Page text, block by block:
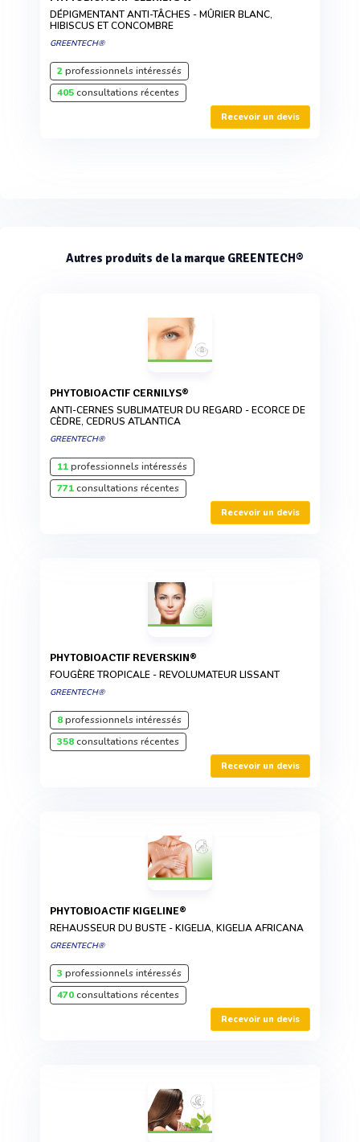
DÉPIGMENTANT ANTI-TÂCHES - MÛRIER BLANC,
HIBISCUS ET CONCOMBRE
GREENTECH®
2professionnels intéressés
405consultations récentes
Recevoir un devis
Autres produits de la marque GREENTECH®
PHYTOBIOACTIF CERNILYS®
ANTI-CERNES SUBLIMATEUR DU REGARD - ECORCE DE
CÈDRE, CEDRUS ATLANTICA
GREENTECH®
11professionnels intéressés
771consultations récentes
Recevoir un devis
PHYTOBIOACTIF REVERSKIN®
FOUGÈRE TROPICALE - REVOLUMATEUR LISSANT
GREENTECH®
8professionnels intéressés
358consultations récentes
Recevoir un devis
PHYTOBIOACTIF KIGELINE®
REHAUSSEUR DU BUSTE - KIGELIA, KIGELIA AFRICANA
GREENTECH®
3 professionnels intéressés
470consultations récentes
Recevoir un devis